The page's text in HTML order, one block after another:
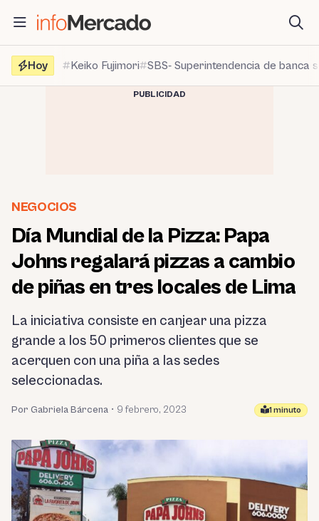
contenido
Hoy
Keiko Fujimori SBS- Superintendencia de banca
PUBLICIDAD
NEGOCIOS
Día Mundial de la Pizza: Papa
Johns regalará pizzas a cambio
de piñas en tres locales de Lima
La iniciativa consiste en canjear una pizza
grande a los 50 primeros clientes que se
acerquen con una piña a las sedes
seleccionadas.
Por Gabriela Bárcena • 9 febrero, 2023 1 minuto